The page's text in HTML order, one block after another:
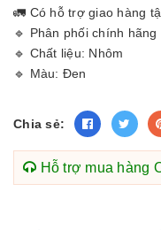
🚛 Có hỗ trợ giao hàng
🔹 Phân phối chính hãng
🔹 Chất liệu: Nhôm
🔹 Màu: Đen
Chia sẻ:
Hỗ trợ mua hàng